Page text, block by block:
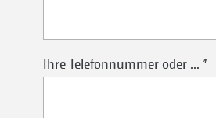
Ihre Telefonnummer oder ... *